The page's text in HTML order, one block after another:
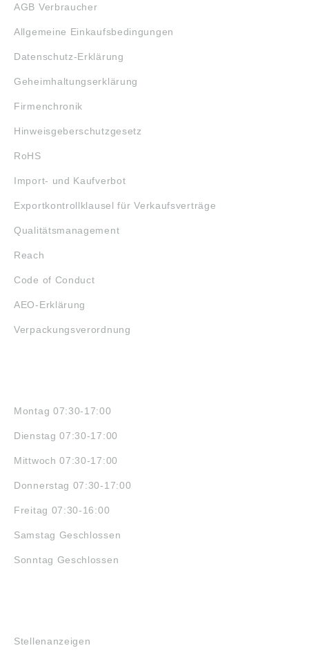
AGB Verbraucher
Allgemeine Einkaufsbedingungen
Datenschutz-Erklärung
Geheimhaltungserklärung
Firmenchronik
Hinweisgeberschutzgesetz
RoHS
Import- und Kaufverbot
Exportkontrollklausel für Verkaufsverträge
Qualitätsmanagement
Reach
Code of Conduct
AEO-Erklärung
Verpackungsverordnung
Montag 07:30-17:00
Dienstag 07:30-17:00
Mittwoch 07:30-17:00
Donnerstag 07:30-17:00
Freitag 07:30-16:00
Samstag Geschlossen
Sonntag Geschlossen
Stellenanzeigen